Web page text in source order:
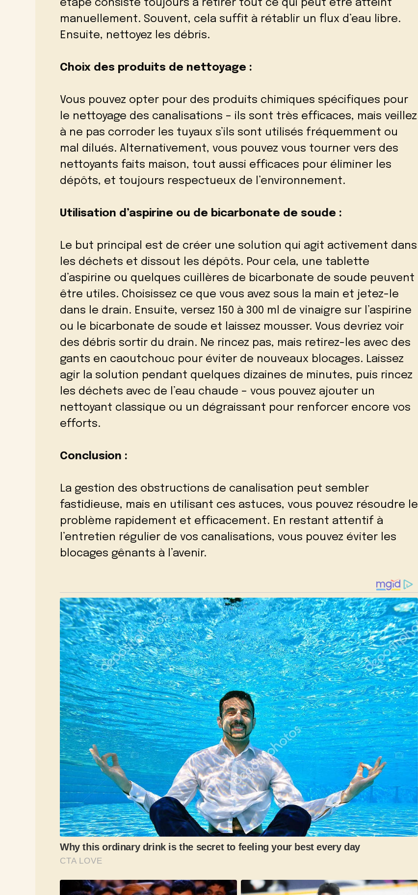
étape consiste toujours à retirer tout ce qui peut être atteint
manuellement. Souvent, cela suffit à rétablir un flux d’eau libre.
Ensuite, nettoyez les débris.
Choix des produits de nettoyage :
Vous pouvez opter pour des produits chimiques spécifiques pour
le nettoyage des canalisations – ils sont très efficaces, mais veillez
à ne pas corroder les tuyaux s’ils sont utilisés fréquemment ou
mal dilués. Alternativement, vous pouvez vous tourner vers des
nettoyants faits maison, tout aussi efficaces pour éliminer les
dépôts, et toujours respectueux de l’environnement.
Utilisation d’aspirine ou de bicarbonate de soude :
Le but principal est de créer une solution qui agit activement dans
les déchets et dissout les dépôts. Pour cela, une tablette
d’aspirine ou quelques cuillères de bicarbonate de soude peuvent
être utiles. Choisissez ce que vous avez sous la main et jetez-le
dans le drain. Ensuite, versez 150 à 300 ml de vinaigre sur l’aspirine
ou le bicarbonate de soude et laissez mousser. Vous devriez voir
des débris sortir du drain. Ne rincez pas, mais retirez-les avec des
gants en caoutchouc pour éviter de nouveaux blocages. Laissez
agir la solution pendant quelques dizaines de minutes, puis rincez
les déchets avec de l’eau chaude – vous pouvez ajouter un
nettoyant classique ou un dégraissant pour renforcer encore vos
efforts.
Conclusion :
La gestion des obstructions de canalisation peut sembler
fastidieuse, mais en utilisant ces astuces, vous pouvez résoudre le
problème rapidement et efficacement. En restant attentif à
l’entretien régulier de vos canalisations, vous pouvez éviter les
blocages gênants à l’avenir.